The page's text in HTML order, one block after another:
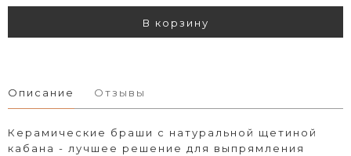
В корзину
Описание Отзывы
Керамические браши с натуральной щетиной
кабана - лучшее решение для выпрямления